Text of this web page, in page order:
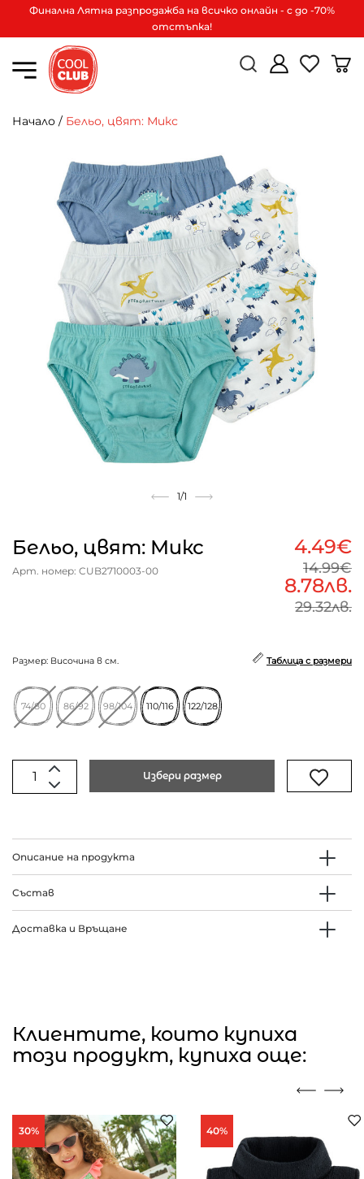
Финална Лятна разпродажба на всичко онлайн - с до -70%
отстъпка!
Начало / Бельо, цвят: Микс
1/1
Бельо, цвят: Микс
Арт. номер: CUB2710003-00
4.49€
14.99€
8.78лв.
29.32лв.
Размер: Височина в см. Таблица с размери
74/80 86/92 98/104 110/116 122/128
Избери размер
Описание на продукта
Състав
Доставка и Връщане
Клиентите, които купиха
този продукт, купиха още:
30% 40%